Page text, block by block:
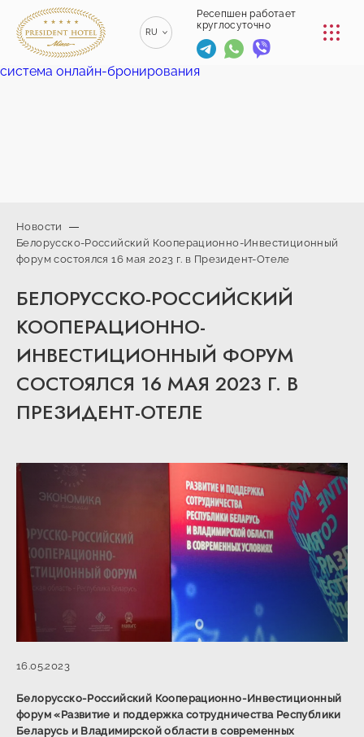
Ресепшен работает
круглосуточно
RU
ENGLISH
EN
КОНФЕРЕНЦ-ЗАЛЫ
РЕСТОРАНЫ
info@president-
Спа-центр
+375 (29) 173-
10-74
+375 (17)
229-70-
+375
77-01
система онлайн-бронирования
Новости
Белорусско-Российский Кооперационно-Инвестиционный
форум состоялся 16 мая 2023 г. в Президент-Отеле
БЕЛОРУССКО-РОССИЙСКИЙ
КООПЕРАЦИОННО-
ИНВЕСТИЦИОННЫЙ ФОРУМ
СОСТОЯЛСЯ 16 МАЯ 2023 Г. В
ПРЕЗИДЕНТ-ОТЕЛЕ
16.05.2023
Белорусско-Российский Кооперационно-Инвестиционный
форум «Развитие и поддержка сотрудничества Республики
Беларусь и Владимирской области в современных